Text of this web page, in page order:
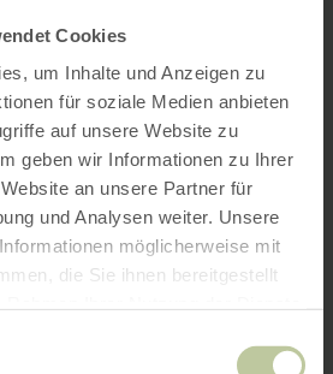
Cookies
um Inhalte und Anzeigen zu
für soziale Medien anbieten
auf unsere Website zu
geben wir Informationen zu Ihrer
an unsere Partner für
und Analysen weiter. Unsere
möglicherweise mit
die Sie ihnen bereitgestellt